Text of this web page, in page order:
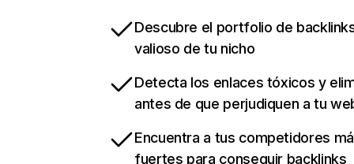
Descubre el portfolio de
valioso de tu nicho
Detecta los enlaces tóxicos y
antes de que perjudiquen a tu
Encuentra a tus competidores
fuertes para conseguir backlinks